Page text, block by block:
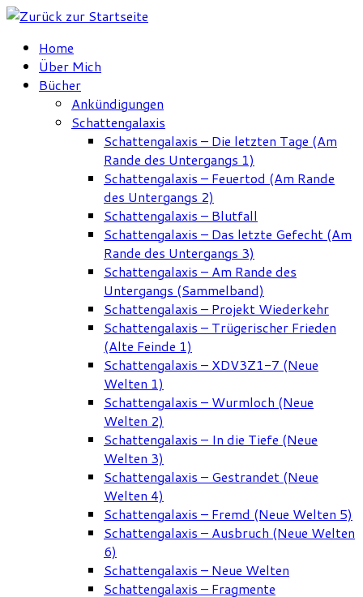
Zum
springenHome
Über Mich
Bücher
Ankündigungen
Schattengalaxis
Schattengalaxis – Die letzten Tage (Am
Rande des Untergangs 1)
Schattengalaxis – Feuertod (Am Rande
des Untergangs 2)
Schattengalaxis – Blutfall
Schattengalaxis – Das letzte Gefecht (Am
Rande des Untergangs 3)
Schattengalaxis – Am Rande des
Untergangs (Sammelband)
Schattengalaxis – Projekt Wiederkehr
Schattengalaxis – Trügerischer Frieden
(Alte Feinde 1)
Schattengalaxis – XDV3Z1-7 (Neue
Welten 1)
Schattengalaxis – Wurmloch (Neue
Welten 2)
Schattengalaxis – In die Tiefe (Neue
Welten 3)
Schattengalaxis – Gestrandet (Neue
Welten 4)
Schattengalaxis – Fremd (Neue Welten 5)
Schattengalaxis – Ausbruch (Neue Welten
6)
Schattengalaxis – Neue Welten
Schattengalaxis – Fragmente